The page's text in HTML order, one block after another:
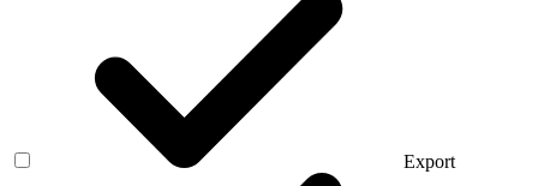
Export